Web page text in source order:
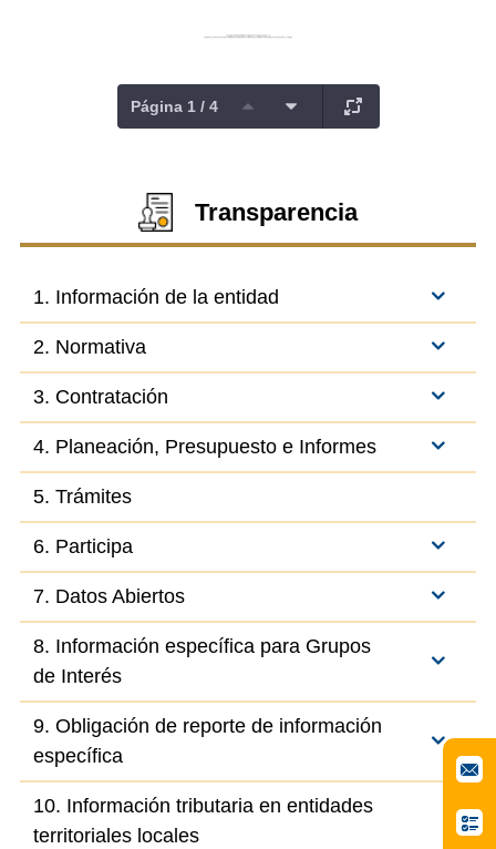
Página 1 / 4
Transparencia
1. Información de la entidad
2. Normativa
3. Contratación
4. Planeación, Presupuesto e Informes
5. Trámites
6. Participa
7. Datos Abiertos
8. Información específica para Grupos
de Interés
9. Obligación de reporte de información
específica
10. Información tributaria en entidades
territoriales locales